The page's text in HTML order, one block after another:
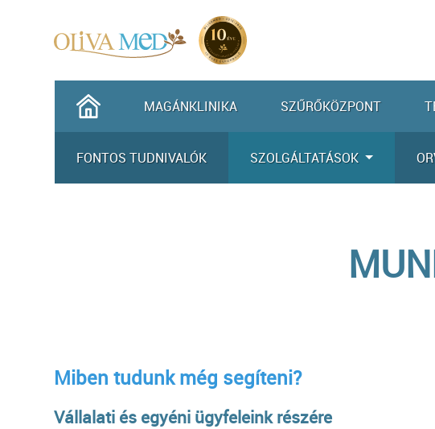
MAGÁNKLINIKA SZŰRŐKÖZPONT
FONTOS TUDNIVALÓK SZOLGÁLTATÁSOK
Miben tudunk még segíteni?
Vállalati és egyéni ügyfeleink részére